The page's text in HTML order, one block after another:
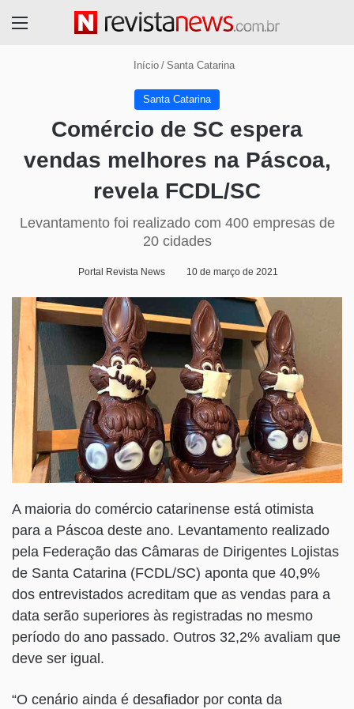
Início / Santa Catarina
Santa Catarina
Comércio de SC espera
vendas melhores na Páscoa,
revela FCDL/SC
Levantamento foi realizado com 400 empresas de
20 cidades
Portal Revista News 10 de março de 2021
A maioria do comércio catarinense está otimista
para a Páscoa deste ano. Levantamento realizado
pela Federação das Câmaras de Dirigentes Lojistas
de Santa Catarina (FCDL/SC) aponta que 40,9%
dos entrevistados acreditam que as vendas para a
data serão superiores às registradas no mesmo
período do ano passado. Outros 32,2% avaliam que
deve ser igual.
“O cenário ainda é desafiador por conta da